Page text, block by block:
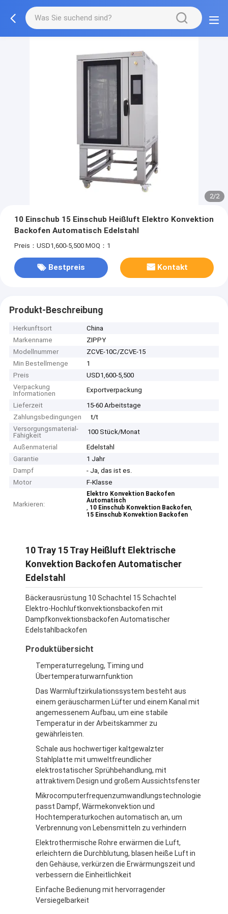
2/2
10 Einschub 15 Einschub Heißluft Elektro Konvektion
Backofen Automatisch Edelstahl
Preis：USD1,600-5,500 MOQ：1
Bestpreis Kontakt
Produkt-Beschreibung
Herkunftsort
China
Markenname
ZIPPY
Modellnummer
ZCVE-10C/ZCVE-15
Min Bestellmenge
1
Preis
USD1,600-5,500
Verpackung
Informationen
Exportverpackung
Lieferzeit
15-60 Arbeitstage
Zahlungsbedingungen
t/t
Versorgungsmaterial-
Fähigkeit
100 Stück/Monat
Außenmaterial
Edelstahl
Garantie
1 Jahr
Dampf
- Ja, das ist es.
Motor
F-Klasse
Markieren:
Elektro Konvektion Backofen
Automatisch
, 10 Einschub Konvektion Backofen,
15 Einschub Konvektion Backofen
10 Tray 15 Tray Heißluft Elektrische
Konvektion Backofen Automatischer
Edelstahl
Bäckerausrüstung 10 Schachtel 15 Schachtel
Elektro-Hochluftkonvektionsbackofen mit
Dampfkonvektionsbackofen Automatischer
Edelstahlbackofen
Produktübersicht
Temperaturregelung, Timing und
Übertemperaturwarnfunktion
Das Warmluftzirkulationssystem besteht aus
einem geräuscharmen Lüfter und einem Kanal mit
angemessenem Aufbau, um eine stabile
Temperatur in der Arbeitskammer zu
gewährleisten.
Schale aus hochwertiger kaltgewalzter
Stahlplatte mit umweltfreundlicher
elektrostatischer Sprühbehandlung, mit
attraktivem Design und großem Aussichtsfenster
Mikrocomputerfrequenzumwandlungstechnologie
passt Dampf, Wärmekonvektion und
Hochtemperaturkochen automatisch an, um
Verbrennung von Lebensmitteln zu verhindern
Elektrothermische Rohre erwärmen die Luft,
erleichtern die Durchblutung, blasen heiße Luft in
den Gehäuse, verkürzen die Erwärmungszeit und
verbessern die Einheitlichkeit
Einfache Bedienung mit hervorragender
Versiegelbarkeit